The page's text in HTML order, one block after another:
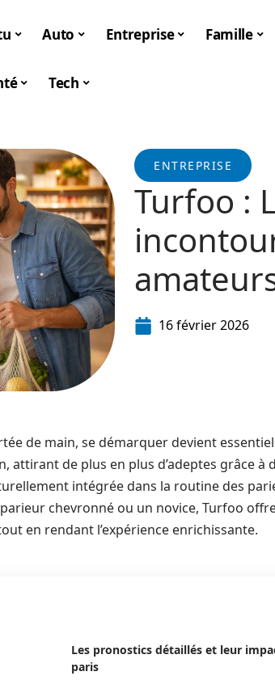
Auto Entreprise Famille
Tech
ENTREPRISE
Turfoo :
16 février 2026
de main, se démarquer devient
attirant de plus en plus d’adeptes grâce à
intégrée dans la routine des
chevronné ou un novice, Turfoo
en rendant l’expérience enrichissante.
Les pronostics détaillés et leur
paris